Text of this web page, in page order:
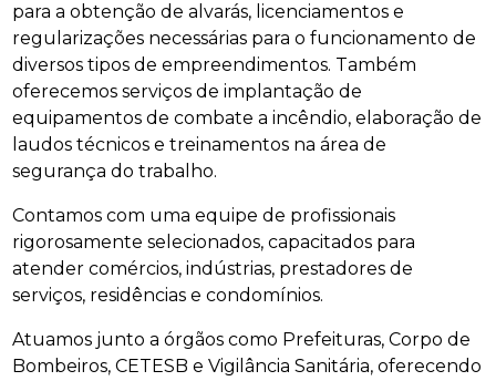
para a obtenção de alvarás, licenciamentos e
regularizações necessárias para o funcionamento de
diversos tipos de empreendimentos. Também
oferecemos serviços de implantação de
equipamentos de combate a incêndio, elaboração de
laudos técnicos e treinamentos na área de
segurança do trabalho.
Contamos com uma equipe de profissionais
rigorosamente selecionados, capacitados para
atender comércios, indústrias, prestadores de
serviços, residências e condomínios.
Atuamos junto a órgãos como Prefeituras, Corpo de
Bombeiros, CETESB e Vigilância Sanitária, oferecendo